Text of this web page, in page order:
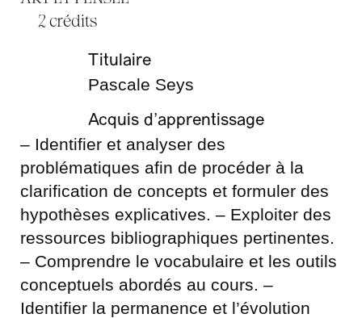
2 crédits
Titulaire
Pascale Seys
Acquis d’apprentissage
– Identifier et analyser des
problématiques afin de procéder à la
clarification de concepts et formuler des
hypothèses explicatives. – Exploiter des
ressources bibliographiques pertinentes.
– Comprendre le vocabulaire et les outils
conceptuels abordés au cours. –
Identifier la permanence et l’évolution